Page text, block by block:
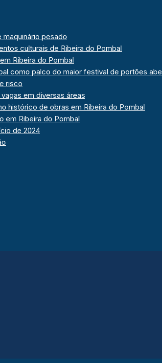
maquinário pesado
culturais de Ribeira do Pombal
Ribeira do Pombal
como palco do maior festival de portões
risco
em diversas áreas
histórico de obras em Ribeira do Pombal
em Ribeira do Pombal
de 2024